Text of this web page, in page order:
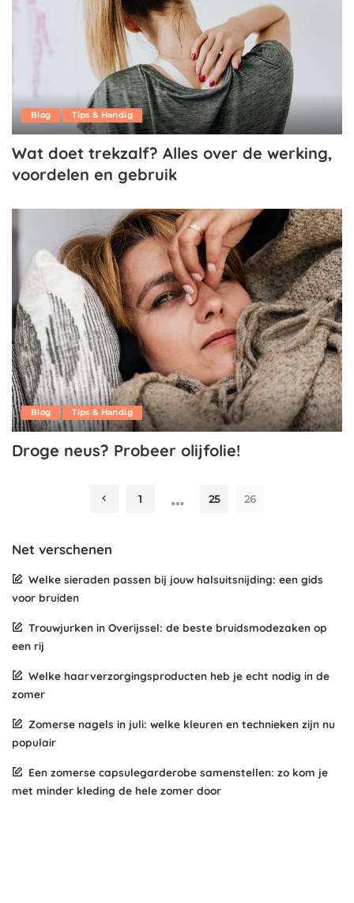
Blog Tips & Handig
Wat doet trekzalf? Alles over de werking,
voordelen en gebruik
Blog Tips & Handig
Droge neus? Probeer olijfolie!
1 … 25 26
Net verschenen
Welke sieraden passen bij jouw halsuitsnijding: een gids
voor bruiden
Trouwjurken in Overijssel: de beste bruidsmodezaken op
een rij
Welke haarverzorgingsproducten heb je echt nodig in de
zomer
Zomerse nagels in juli: welke kleuren en technieken zijn nu
populair
Een zomerse capsulegarderobe samenstellen: zo kom je
met minder kleding de hele zomer door